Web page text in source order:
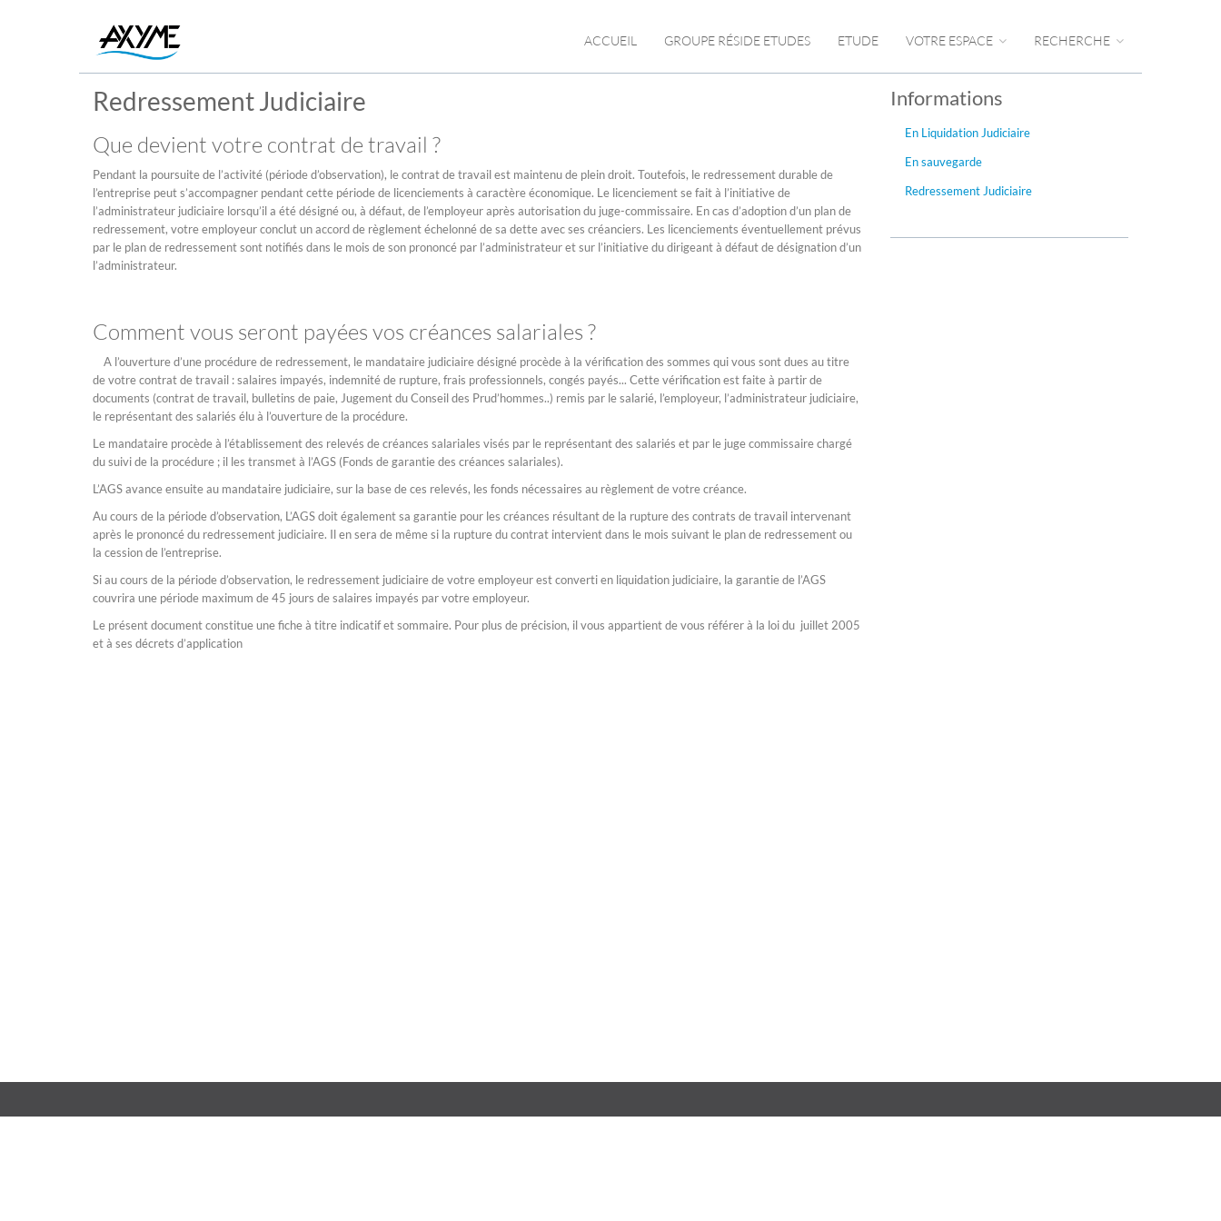
ACCUEIL GROUPE RÉSIDE ETUDES ETUDE VOTRE ESPACE RECHERCHE
Informations
En Liquidation Judiciaire
En sauvegarde
Redressement Judiciaire
Redressement Judiciaire
Que devient votre contrat de travail ?
Pendant la poursuite de l’activité (période d’observation), le contrat de travail est maintenu de plein droit. Toutefois, le redressement durable de
l’entreprise peut s’accompagner pendant cette période de licenciements à caractère économique. Le licenciement se fait à l’initiative de
l’administrateur judiciaire lorsqu’il a été désigné ou, à défaut, de l’employeur après autorisation du juge-commissaire. En cas d’adoption d’un plan de
redressement, votre employeur conclut un accord de règlement échelonné de sa dette avec ses créanciers. Les licenciements éventuellement prévus
par le plan de redressement sont notifiés dans le mois de son prononcé par l’administrateur et sur l’initiative du dirigeant à défaut de désignation d’un
l’administrateur.
Comment vous seront payées vos créances salariales ?
A l’ouverture d’une procédure de redressement, le mandataire judiciaire désigné procède à la vérification des sommes qui vous sont dues au titre
de votre contrat de travail : salaires impayés, indemnité de rupture, frais professionnels, congés payés... Cette vérification est faite à partir de
documents (contrat de travail, bulletins de paie, Jugement du Conseil des Prud’hommes..) remis par le salarié, l’employeur, l’administrateur judiciaire,
le représentant des salariés élu à l’ouverture de la procédure.
Le mandataire procède à l’établissement des relevés de créances salariales visés par le représentant des salariés et par le juge commissaire chargé
du suivi de la procédure ; il les transmet à l’AGS (Fonds de garantie des créances salariales).
L’AGS avance ensuite au mandataire judiciaire, sur la base de ces relevés, les fonds nécessaires au règlement de votre créance.
Au cours de la période d’observation, L’AGS doit également sa garantie pour les créances résultant de la rupture des contrats de travail intervenant
après le prononcé du redressement judiciaire. Il en sera de même si la rupture du contrat intervient dans le mois suivant le plan de redressement ou
la cession de l’entreprise.
Si au cours de la période d’observation, le redressement judiciaire de votre employeur est converti en liquidation judiciaire, la garantie de l’AGS
couvrira une période maximum de 45 jours de salaires impayés par votre employeur.
Le présent document constitue une fiche à titre indicatif et sommaire. Pour plus de précision, il vous appartient de vous référer à la loi du juillet 2005
et à ses décrets d’application